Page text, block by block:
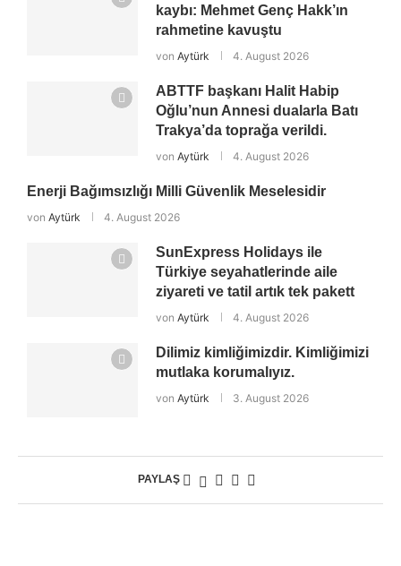
kaybı: Mehmet Genç Hakk’ın
rahmetine kavuştu
vonAytürk 4. August 2026
ABTTF başkanı Halit Habip
Oğlu’nun Annesi dualarla Batı
Trakya’da toprağa verildi.
vonAytürk 4. August 2026
Enerji Bağımsızlığı Milli Güvenlik Meselesidir
von Aytürk 4. August 2026
SunExpress Holidays ile
Türkiye seyahatlerinde aile
ziyareti ve tatil artık tek pakett
vonAytürk 4. August 2026
Dilimiz kimliğimizdir. Kimliğimizi
mutlaka korumalıyız.
vonAytürk 3. August 2026
PAYLAŞ